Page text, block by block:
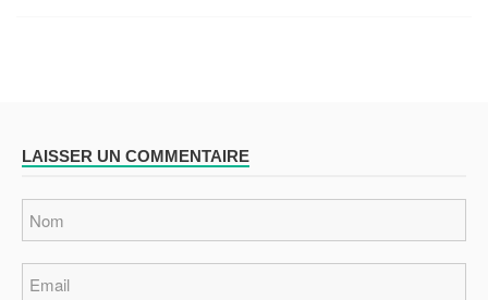
LAISSER UN COMMENTAIRE